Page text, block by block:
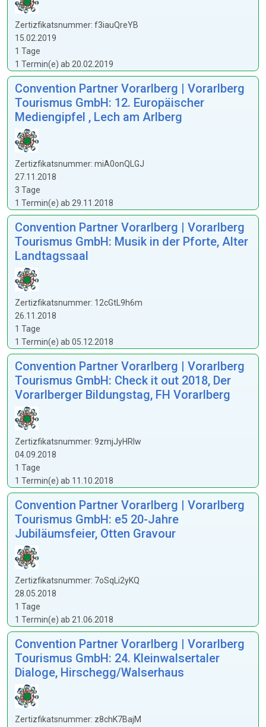
Zertizfikatsnummer: f3iauQreYB
15.02.2019
1 Tage
1 Termin(e) ab 20.02.2019
Convention Partner Vorarlberg | Vorarlberg
Tourismus GmbH: 12. Europäischer
Mediengipfel , Lech am Arlberg
Zertizfikatsnummer: miA0onQLGJ
27.11.2018
3 Tage
1 Termin(e) ab 29.11.2018
Convention Partner Vorarlberg | Vorarlberg
Tourismus GmbH: Musik in der Pforte, Alter
Landtagssaal
Zertizfikatsnummer: 12cGtL9h6m
26.11.2018
1 Tage
1 Termin(e) ab 05.12.2018
Convention Partner Vorarlberg | Vorarlberg
Tourismus GmbH: Check it out 2018, Der
Vorarlberger Bildungstag, FH Vorarlberg
Zertizfikatsnummer: 9zmjJyHRIw
04.09.2018
1 Tage
1 Termin(e) ab 11.10.2018
Convention Partner Vorarlberg | Vorarlberg
Tourismus GmbH: e5 20-Jahre
Jubiläumsfeier, Otten Gravour
Zertizfikatsnummer: 7oSqLi2yKQ
28.05.2018
1 Tage
1 Termin(e) ab 21.06.2018
Convention Partner Vorarlberg | Vorarlberg
Tourismus GmbH: 24. Kleinwalsertaler
Dialoge, Hirschegg/Walserhaus
Zertizfikatsnummer: z8chK7BajM